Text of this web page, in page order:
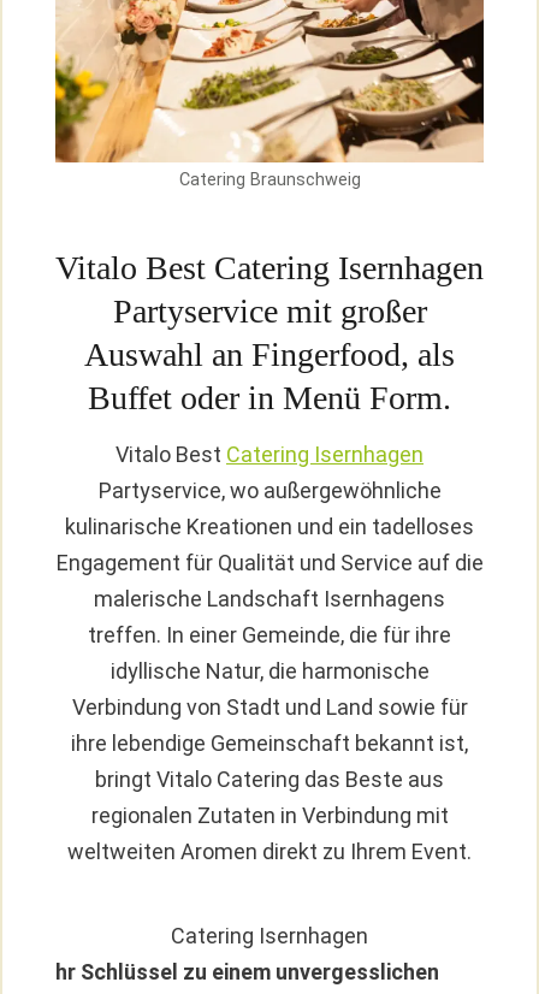
Catering Braunschweig
Vitalo Best Catering Isernhagen
Partyservice mit großer
Auswahl an Fingerfood, als
Buffet oder in Menü Form.
Vitalo Best Catering Isernhagen
Partyservice, wo außergewöhnliche
kulinarische Kreationen und ein tadelloses
Engagement für Qualität und Service auf die
malerische Landschaft Isernhagens
treffen. In einer Gemeinde, die für ihre
idyllische Natur, die harmonische
Verbindung von Stadt und Land sowie für
ihre lebendige Gemeinschaft bekannt ist,
bringt Vitalo Catering das Beste aus
regionalen Zutaten in Verbindung mit
weltweiten Aromen direkt zu Ihrem Event.
Catering Isernhagen
hr Schlüssel zu einem unvergesslichen